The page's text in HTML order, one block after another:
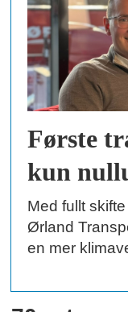
Første
kun
Med fullt
Ørland
en mer